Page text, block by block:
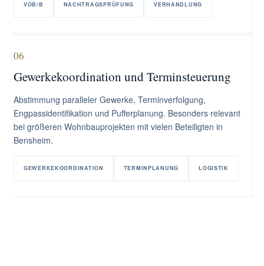
VOB/B NACHTRAGSPRÜFUNG VERHANDLUNG
06
Gewerkekoordination und Terminsteuerung
Abstimmung paralleler Gewerke, Terminverfolgung,
Engpassidentifikation und Pufferplanung. Besonders relevant
bei größeren Wohnbauprojekten mit vielen Beteiligten in
Bensheim.
GEWERKEKOORDINATION TERMINPLANUNG LOGISTIK